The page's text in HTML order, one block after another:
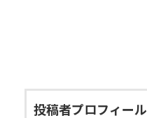
投稿者プロフィール